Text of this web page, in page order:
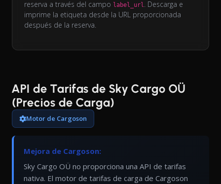
reserva a través del campo label_url. Descarga e
imprime la etiqueta desde la URL proporcionada
después de la reserva.
API de Tarifas de Sky Cargo OÜ
(Precios de Carga)
Motor de Cargoson
Mejora de Cargoson:
Sky Cargo OÜ no proporciona una API de tarifas
nativa. El motor de tarifas de carga de Cargoson